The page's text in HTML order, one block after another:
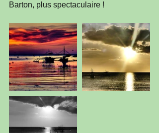
Barton, plus spectaculaire !